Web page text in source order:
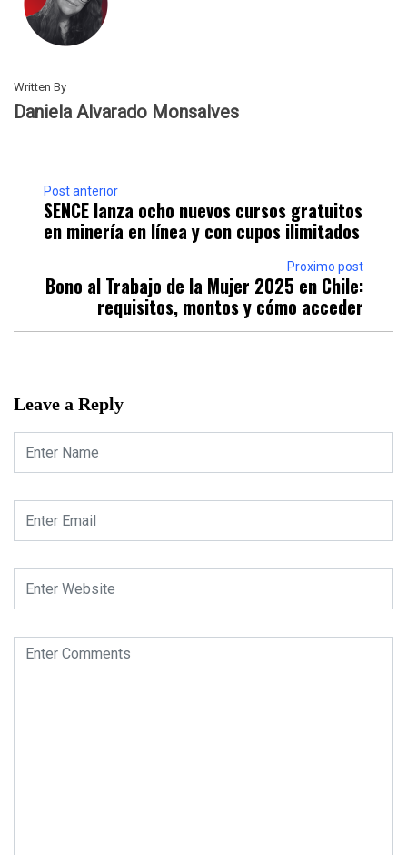
Written By
Daniela Alvarado Monsalves
Post anterior
SENCE lanza ocho nuevos cursos gratuitos
en minería en línea y con cupos ilimitados
Proximo post
Bono al Trabajo de la Mujer 2025 en Chile:
requisitos, montos y cómo acceder
Leave a Reply